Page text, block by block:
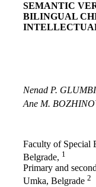
SEMANTIC
BILINGUAL
Nenad P.
Ane M.
Faculty of Special
Belgrade, 1
Primary and
Umka, Belgrade 2